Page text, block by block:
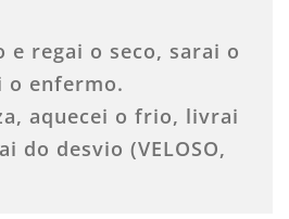
e regai o seco, sarai o
o enfermo.
aquecei o frio, livrai
do desvio (VELOSO,